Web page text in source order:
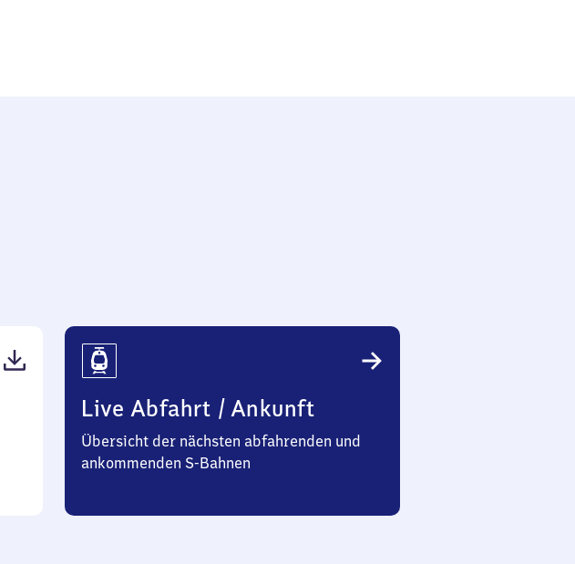
Live Abfahrt / Ankunft
Übersicht der nächsten abfahrenden und
ankommenden S-Bahnen